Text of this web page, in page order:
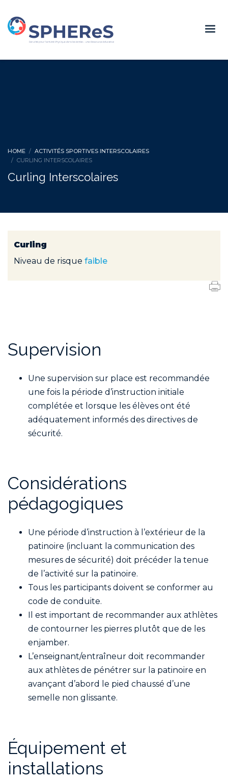
HOME
ACTIVITÉS SPORTIVES INTERSCOLAIRES
CURLING INTERSCOLAIRES
Curling Interscolaires
Curling
Niveau de risque faible
Supervision
Une supervision sur place est recommandée
une fois la période d’instruction initiale
complétée et lorsque les élèves ont été
adéquatement informés des directives de
sécurité.
Considérations
pédagogiques
Une période d’instruction à l’extérieur de la
patinoire (incluant la communication des
mesures de sécurité) doit précéder la tenue
de l’activité sur la patinoire.
Tous les participants doivent se conformer au
code de conduite.
Il est important de recommander aux athlètes
de contourner les pierres plutôt que de les
enjamber.
L’enseignant/entraîneur doit recommander
aux athlètes de pénétrer sur la patinoire en
avançant d’abord le pied chaussé d’une
semelle non glissante.
Équipement et
installations